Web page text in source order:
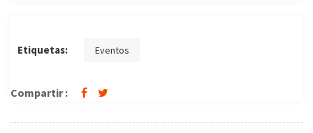
Etiquetas: Eventos
Compartir :